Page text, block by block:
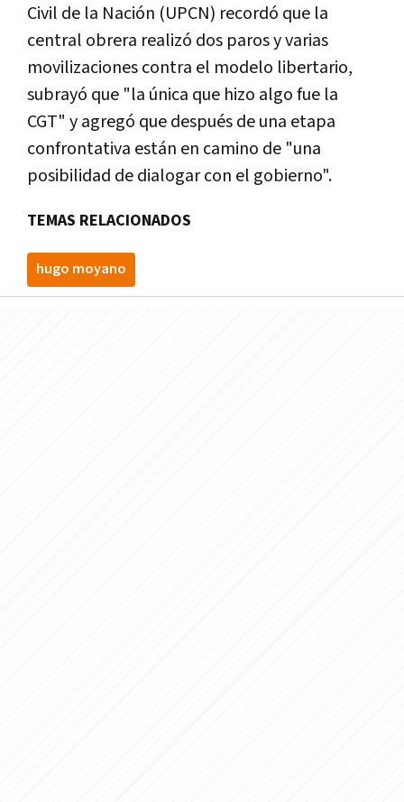
Civil de la Nación (UPCN) recordó que la
central obrera realizó dos paros y varias
movilizaciones contra el modelo libertario,
subrayó que "la única que hizo algo fue la
CGT" y agregó que después de una etapa
confrontativa están en camino de "una
posibilidad de dialogar con el gobierno".
TEMAS RELACIONADOS
hugo moyano